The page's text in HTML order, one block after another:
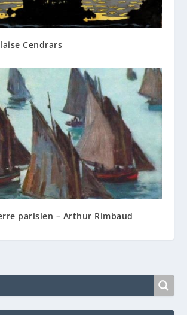
Cendrars
parisien – Arthur Rimbaud